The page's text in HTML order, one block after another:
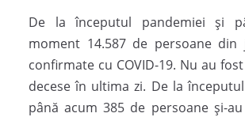
De la începutul pandemiei şi
moment 14.587 de persoane
confirmate cu COVID-19. Nu au
decese în ultima zi. De la
până acum 385 de persoane şi-